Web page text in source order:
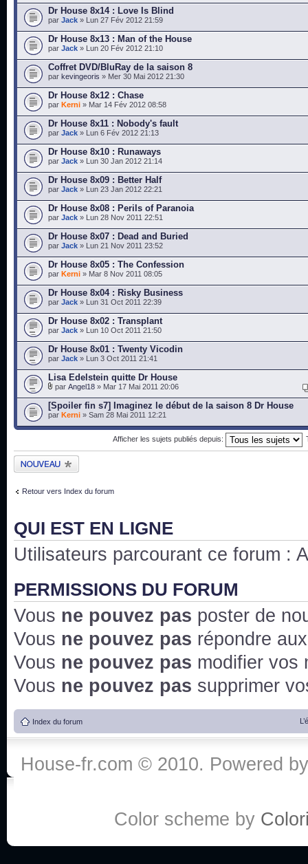
Dr House 8x14 : Love Is Blind
par Jack » Lun 27 Fév 2012 21:59
Dr House 8x13 : Man of the House
par Jack » Lun 20 Fév 2012 21:10
Coffret DVD/BluRay de la saison 8
par kevingeoris » Mer 30 Mai 2012 21:30
Dr House 8x12 : Chase
par Kerni » Mar 14 Fév 2012 08:58
Dr House 8x11 : Nobody's fault
par Jack » Lun 6 Fév 2012 21:13
Dr House 8x10 : Runaways
par Jack » Lun 30 Jan 2012 21:14
Dr House 8x09 : Better Half
par Jack » Lun 23 Jan 2012 22:21
Dr House 8x08 : Perils of Paranoia
par Jack » Lun 28 Nov 2011 22:51
Dr House 8x07 : Dead and Buried
par Jack » Lun 21 Nov 2011 23:52
Dr House 8x05 : The Confession
par Kerni » Mar 8 Nov 2011 08:05
Dr House 8x04 : Risky Business
par Jack » Lun 31 Oct 2011 22:39
Dr House 8x02 : Transplant
par Jack » Lun 10 Oct 2011 21:50
Dr House 8x01 : Twenty Vicodin
par Jack » Lun 3 Oct 2011 21:41
Lisa Edelstein quitte Dr House
par Angel18 » Mar 17 Mai 2011 20:06
[Spoiler fin s7] Imaginez le début de la saison 8 Dr House
par Kerni » Sam 28 Mai 2011 12:21
Afficher les sujets publiés depuis:
Publier un nouveau
sujet
Retour vers Index du forum
QUI EST EN LIGNE
Utilisateurs parcourant ce forum :
PERMISSIONS DU FORUM
Vous ne pouvez pas poster de
Vous ne pouvez pas répondre
Vous ne pouvez pas modifier vos
Vous ne pouvez pas supprimer
Index du forum
House-fr.com © 2010. Powered
Color scheme by